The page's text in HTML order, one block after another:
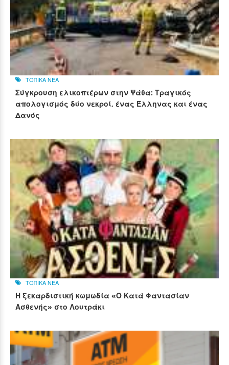
ΤΟΠΙΚΑ ΝΕΑ
Σύγκρουση ελικοπτέρων στην Ψάθα: Τραγικός
απολογισμός δύο νεκροί, ένας Έλληνας και ένας
Δανός
ΤΟΠΙΚΑ ΝΕΑ
Η ξεκαρδιστική κωμωδία «Ο Κατά Φαντασίαν
Ασθενής» στο Λουτράκι